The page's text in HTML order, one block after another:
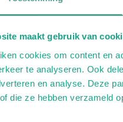
maakt gebruik van
cookies om content en
te analyseren. Ook
en analyse. Deze
die ze hebben verzameld
een andere pedicure.